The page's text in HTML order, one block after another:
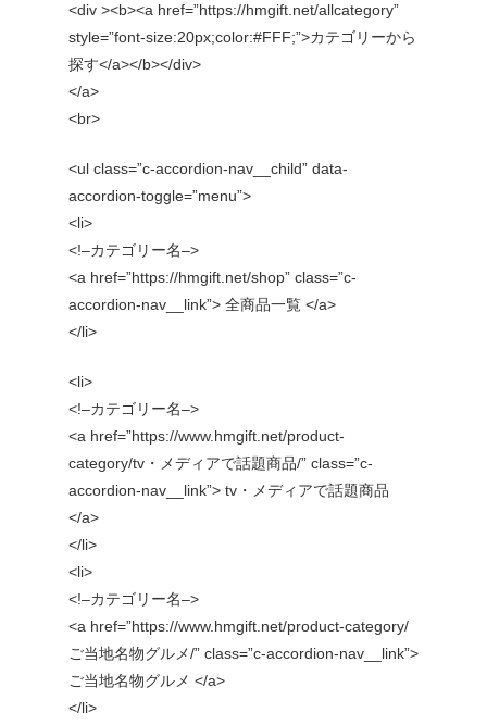
<div ><b><a href=”https://hmgift.net/allcategory”
style=”font-size:20px;color:#FFF;”>カテゴリーから
探す</a></b></div>
</a>
<br>
<ul class=”c-accordion-nav__child” data-
accordion-toggle=”menu”>
<li>
<!–カテゴリー名–>
<a href=”https://hmgift.net/shop” class=”c-
accordion-nav__link”> 全商品一覧 </a>
</li>
<li>
<!–カテゴリー名–>
<a href=”https://www.hmgift.net/product-
category/tv・メディアで話題商品/” class=”c-
accordion-nav__link”> tv・メディアで話題商品
</a>
</li>
<li>
<!–カテゴリー名–>
<a href=”https://www.hmgift.net/product-category/
ご当地名物グルメ/” class=”c-accordion-nav__link”>
ご当地名物グルメ </a>
</li>